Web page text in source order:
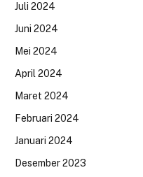
Juli 2024
Juni 2024
Mei 2024
April 2024
Maret 2024
Februari 2024
Januari 2024
Desember 2023